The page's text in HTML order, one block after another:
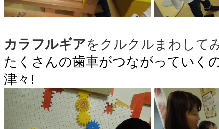
カラフルギアをクルクルまわして
たくさんの歯車がつながっていく
津々!